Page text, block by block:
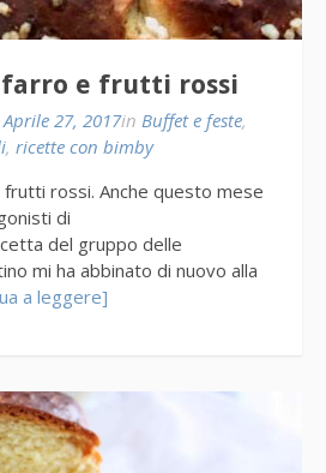
farro e frutti rossi
Aprile 27, 2017in Buffet e feste,
, ricette con bimby
rossi. Anche questo mese
di
del gruppo delle
mi ha abbinato di nuovo alla
a leggere]